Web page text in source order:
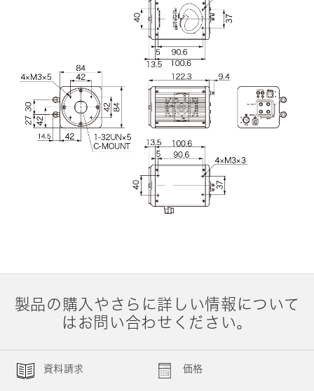
製品の購入やさらに詳しい情報について
はお問い合わせください。
資料請求 価格